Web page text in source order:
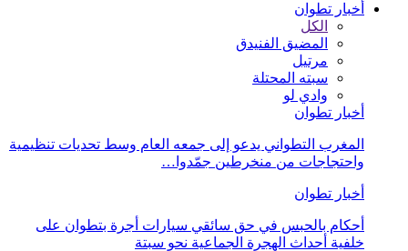
أخبار تطوان
الكل
المضيق الفنيدق
مرتيل
سبته المحتلة
وادي لو
أخبار تطوان
المغرب التطواني يدعو إلى جمعه العام وسط تحديات تنظيمية
واحتجاجات من منخرطين جمّدوا…
أخبار تطوان
أحكام بالحبس في حق سائقي سيارات أجرة بتطوان على
خلفية أحداث الهجرة الجماعية نحو سبتة